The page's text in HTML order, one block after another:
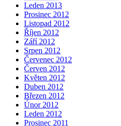
Leden 2013
Prosinec 2012
Listopad 2012
Říjen 2012
Září 2012
Srpen 2012
Červenec 2012
Červen 2012
Květen 2012
Duben 2012
Březen 2012
Únor 2012
Leden 2012
Prosinec 2011